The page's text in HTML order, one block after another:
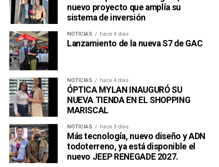
nuevo proyecto que amplía su
sistema de inversión
NOTICIAS hace 4 días
Lanzamiento de la nueva S7 de GAC
NOTICIAS hace 4 días
ÓPTICA MYLAN INAUGURÓ SU
NUEVA TIENDA EN EL SHOPPING
MARISCAL
NOTICIAS hace 3 días
Más tecnología, nuevo diseño y ADN
todoterreno, ya está disponible el
nuevo JEEP RENEGADE 2027.